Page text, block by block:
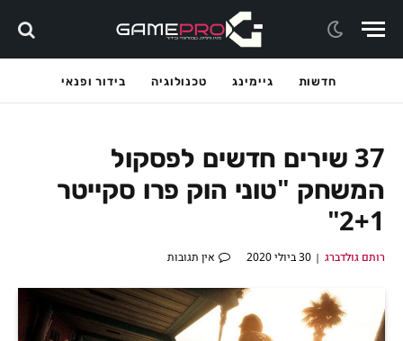
חדשות גיימינג טכנולוגיה בידור ופנאי
37 שירים חדשים לפסקול
המשחק "טוני הוק פרו סקייטר
2+1"
רותם גולדברג 30 ביולי 2020 אין תגובות